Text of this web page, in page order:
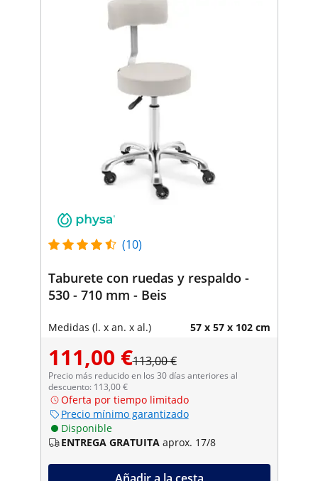
(10)
Taburete con ruedas y respaldo -
530 - 710 mm - Beis
Medidas (l. x an. x al.) 57 x 57 x 102 cm
111,00 €113,00 €
Precio más reducido en los 30 días anteriores al
descuento: 113,00 €
Oferta por tiempo limitado
Precio mínimo garantizado
Disponible
ENTREGA GRATUITA aprox. 17/8
Añadir a la cesta